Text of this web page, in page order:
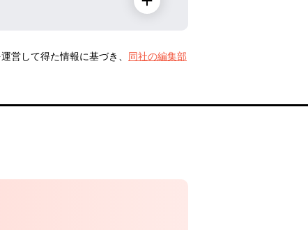
営して得た情報に基づき、 同社の編集部